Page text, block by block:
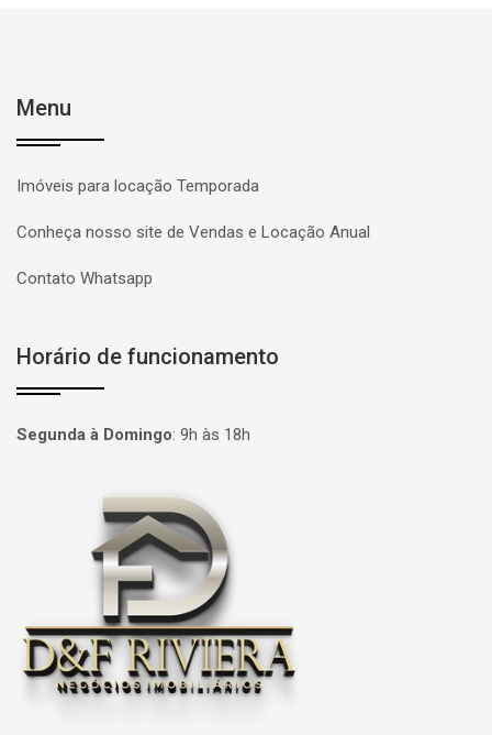
Menu
Imóveis para locação Temporada
Conheça nosso site de Vendas e Locação Anual
Contato Whatsapp
Horário de funcionamento
Segunda à Domingo: 9h às 18h
Página inicial